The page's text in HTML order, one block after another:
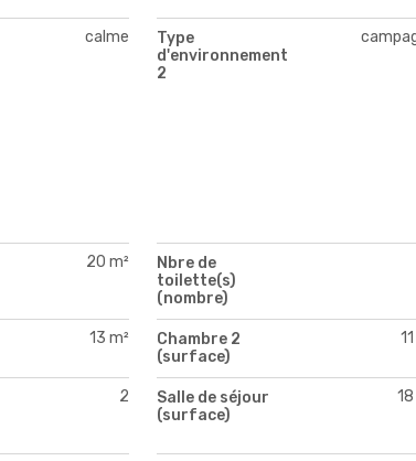
calme
Type
d'environnement
2
20 m²
Nbre de
toilette(s)
(nombre)
13 m²
Chambre 2
(surface)
2
Salle de séjour
(surface)